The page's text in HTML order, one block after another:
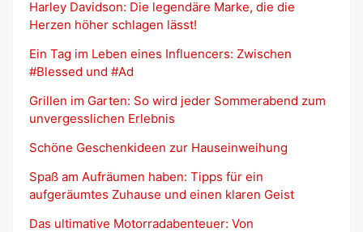
Harley Davidson: Die legendäre Marke, die die
Herzen höher schlagen lässt!
Ein Tag im Leben eines Influencers: Zwischen
#Blessed und #Ad
Grillen im Garten: So wird jeder Sommerabend zum
unvergesslichen Erlebnis
Schöne Geschenkideen zur Hauseinweihung
Spaß am Aufräumen haben: Tipps für ein
aufgeräumtes Zuhause und einen klaren Geist
Das ultimative Motorradabenteuer: Von